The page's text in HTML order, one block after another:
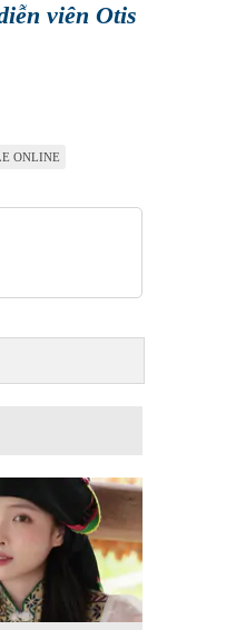
viên Otis
ONLINE